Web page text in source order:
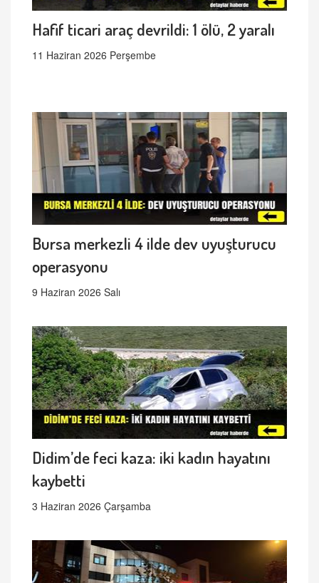
Hafif ticari araç devrildi: 1 ölü, 2 yaralı
11 Haziran 2026 Perşembe
Bursa merkezli 4 ilde dev uyuşturucu
operasyonu
9 Haziran 2026 Salı
Didim’de feci kaza: iki kadın hayatını
kaybetti
3 Haziran 2026 Çarşamba